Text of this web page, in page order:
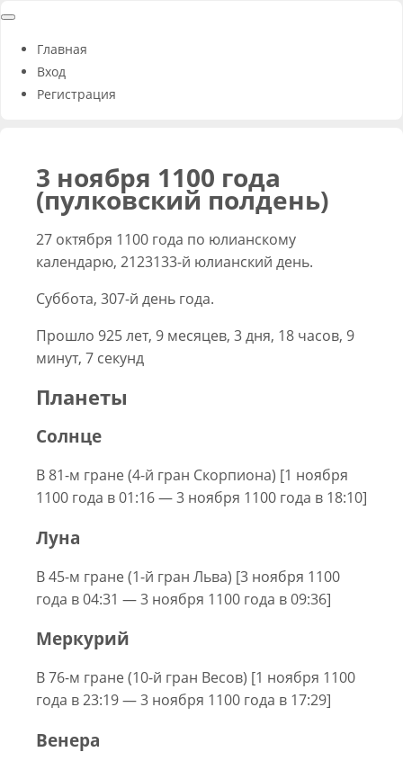
Главная
Вход
Регистрация
3 ноября 1100 года
(пулковский полдень)
27 октября 1100 года по юлианскому
календарю, 2123133-й юлианский день.
Суббота, 307-й день года.
Прошло 925 лет, 9 месяцев, 3 дня, 18 часов, 9
минут, 7 секунд
Планеты
Солнце
В 81-м гране (4-й гран Скорпиона) [1 ноября
1100 года в 01:16 — 3 ноября 1100 года в 18:10]
Луна
В 45-м гране (1-й гран Льва) [3 ноября 1100
года в 04:31 — 3 ноября 1100 года в 09:36]
Меркурий
В 76-м гране (10-й гран Весов) [1 ноября 1100
года в 23:19 — 3 ноября 1100 года в 17:29]
Венера